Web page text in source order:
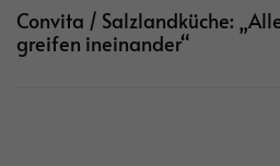
Convita / Salzlandküche:
greifen ineinander“